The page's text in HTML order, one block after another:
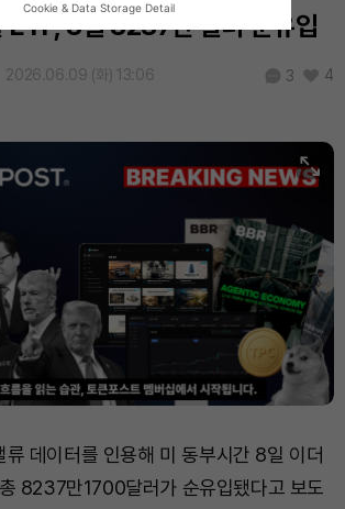
ETF, 8일 8237만 달러 순유입
2026.06.09 (화) 13:06 3 4
데이터를 인용해 미 동부시간 8일 이더
8237만1700달러가 순유입됐다고 보도
Cookie & Data Storage Detail